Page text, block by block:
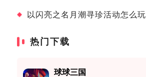
以闪亮之名月潮寻珍活动怎么玩
热门下载
球球三国